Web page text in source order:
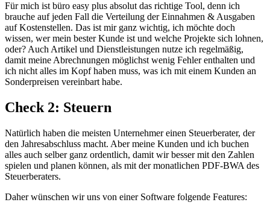
Für mich ist büro easy plus absolut das richtige Tool, denn ich
brauche auf jeden Fall die Verteilung der Einnahmen & Ausgaben
auf Kostenstellen. Das ist mir ganz wichtig, ich möchte doch
wissen, wer mein bester Kunde ist und welche Projekte sich lohnen,
oder? Auch Artikel und Dienstleistungen nutze ich regelmäßig,
damit meine Abrechnungen möglichst wenig Fehler enthalten und
ich nicht alles im Kopf haben muss, was ich mit einem Kunden an
Sonderpreisen vereinbart habe.
Check 2: Steuern
Natürlich haben die meisten Unternehmer einen Steuerberater, der
den Jahresabschluss macht. Aber meine Kunden und ich buchen
alles auch selber ganz ordentlich, damit wir besser mit den Zahlen
spielen und planen können, als mit der monatlichen PDF-BWA des
Steuerberaters.
Daher wünschen wir uns von einer Software folgende Features: